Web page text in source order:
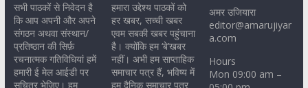
सभी पाठकों से निवेदन है
कि आप अपनी और अपने
संगठन अथवा संस्थान/
प्रतिष्ठान की सिर्फ़
रचनात्मक गतिविधियां हमें
हमारी ई मेल आईडी पर
सचित्र भेजिए। हम
हमारा उद्देश्य पाठकों को
हर खबर, सच्ची खबर
एवम सबकी खबर पहुंचाना
है। क्योंकि हम ‘बे’खबर
नहीं। अभी हम साप्ताहिक
समाचार पत्र हैं, भविष्य में
हम दैनिक समाचार पत्र
अमर उजियारा
editor@amarujiyar
a.com
Hours
Mon 09:00 am –